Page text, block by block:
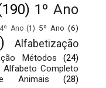
1º Ano
4º Ano (1) 5º Ano (6)
Alfabetização
Métodos
(24)
Alfabeto Completo
Animais (28)